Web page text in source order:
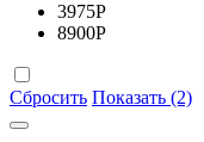
3975Р
8900Р
Сбросить Показать (2)